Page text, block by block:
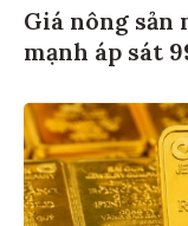
Giá nông sản
mạnh áp sát